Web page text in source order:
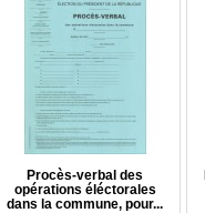
Procès-verbal des
opérations éléctorales
dans la commune, pour...